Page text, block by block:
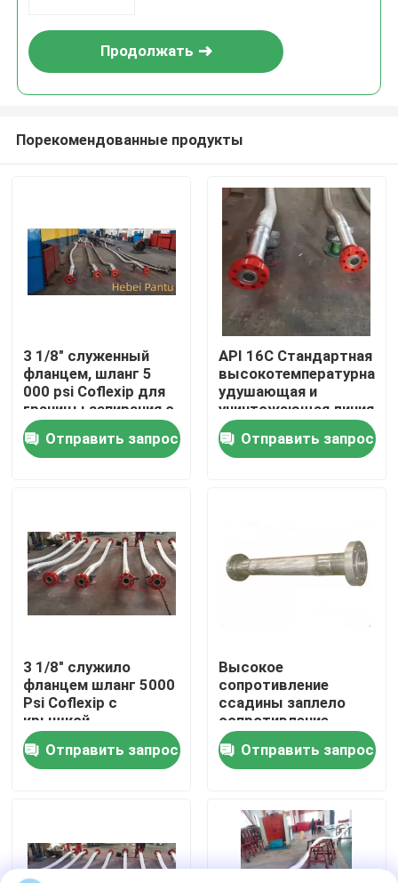
Главная страница
Продукция
Наша фабрика
контроль качества
Новости
Все случаи
Вкладыш насоса грязи
Продолжать
Порекомендованные продукты
3 1/8" служенный
фланцем, шланг 5
000 psi Coflexip для
границы запирания с
крышкой
нержавеющей стали
защитной гибкой
Отправить запрос
API 16C Стандартная
высокотемпературная
удушающая и
уничтожающая линия
3 1/8 дюйма 5000 Psi
Отправить запрос
3 1/8" служило
фланцем шланг 5000
Psi Coflexip с
крышкой
нержавеющей стали
защитной гибкой
Отправить запрос
Высокое
сопротивление
ссадины заплело
сопротивление
ссадины гибкого
рукава Ss высокое
Отправить запрос